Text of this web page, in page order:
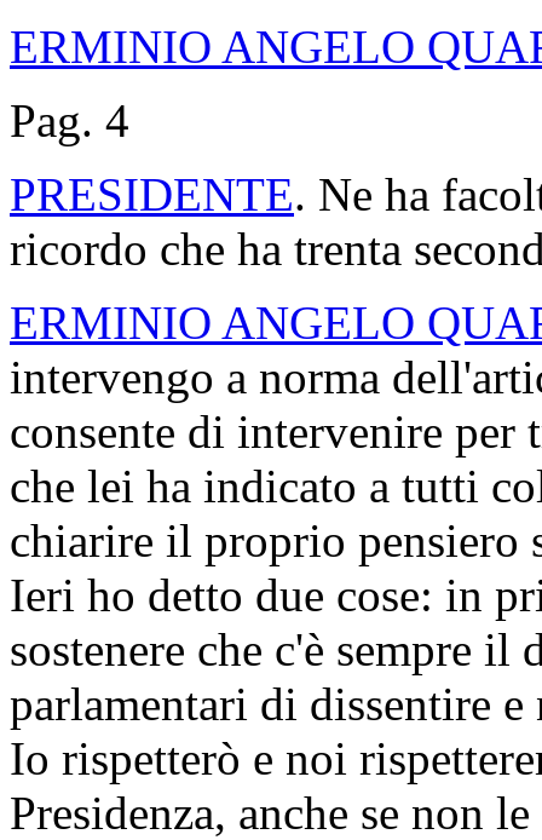
ERMINIO ANGELO
Pag. 4
PRESIDENTE. Ne ha
ricordo che ha trenta
ERMINIO ANGELO
intervengo a norma
consente di intervenire per
che lei ha indicato a tutti
chiarire il proprio pensiero
Ieri ho detto due cose: in
sostenere che c'è sempre
parlamentari di dissentire
Io rispetterò e noi
Presidenza, anche se non